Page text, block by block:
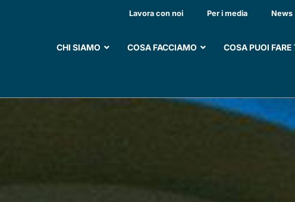
Lavora con noi Per i media News
CHI SIAMO COSA FACCIAMO COSA PUOI FARE
TUMORI COLON-